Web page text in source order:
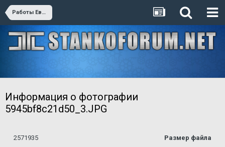
Работы Евгения Катаева
Информация о фотографии
5945bf8c21d50_3.JPG
Размер файла
2571935